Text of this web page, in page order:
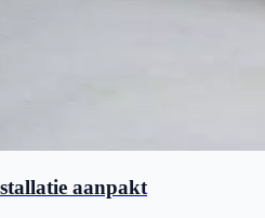
aanpakt